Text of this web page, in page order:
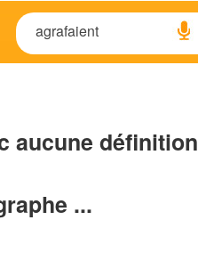
aucune définition
...